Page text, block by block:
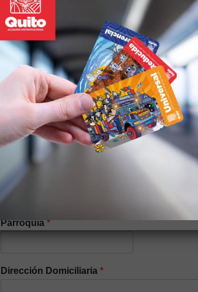
Género*
Discapacidad
Si tiene alguna discapacidad elegir el tipo
Auto identificación étnica*
Parroquia *
Dirección Domiciliaria *